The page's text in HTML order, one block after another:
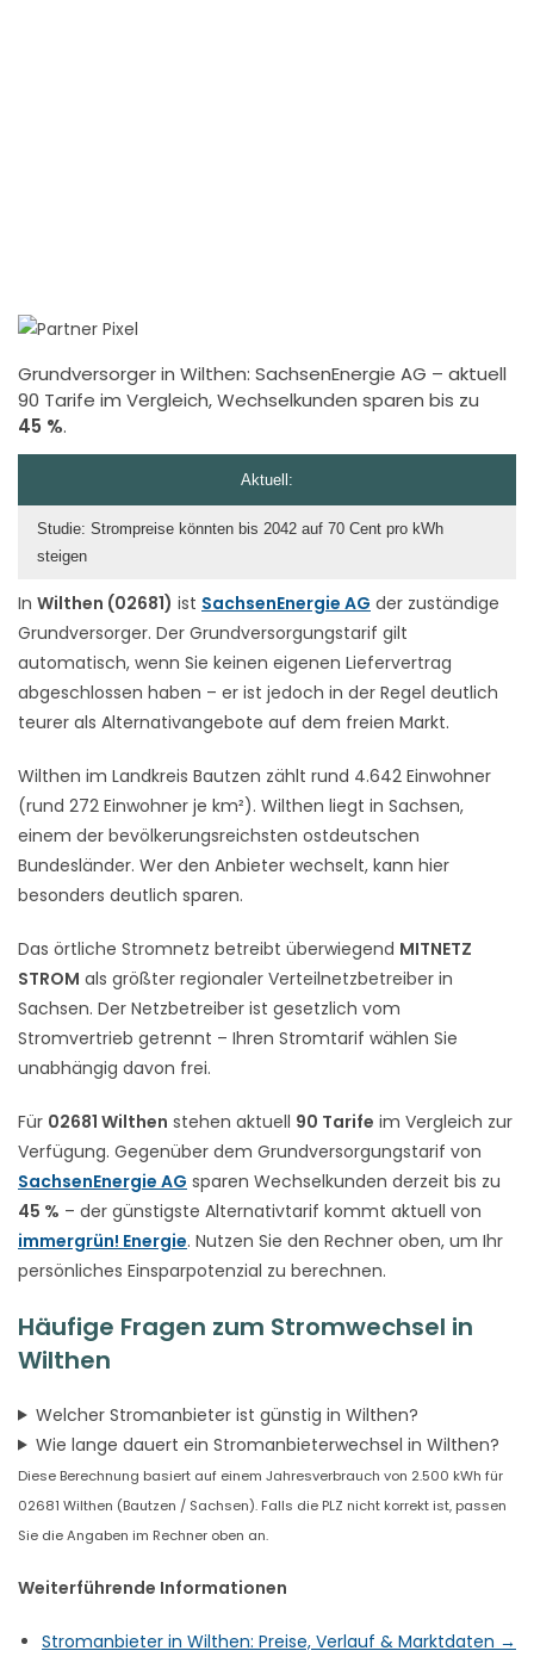
Grundversorger in Wilthen: SachsenEnergie AG – aktuell
90 Tarife im Vergleich, Wechselkunden sparen bis zu
45 %.
In Wilthen (02681) ist SachsenEnergie AG der zuständige
Grundversorger. Der Grundversorgungstarif gilt
automatisch, wenn Sie keinen eigenen Liefervertrag
abgeschlossen haben – er ist jedoch in der Regel deutlich
teurer als Alternativangebote auf dem freien Markt.
Wilthen im Landkreis Bautzen zählt rund 4.642 Einwohner
(rund 272 Einwohner je km²). Wilthen liegt in Sachsen,
einem der bevölkerungsreichsten ostdeutschen
Bundesländer. Wer den Anbieter wechselt, kann hier
besonders deutlich sparen.
Das örtliche Stromnetz betreibt überwiegend MITNETZ
STROM als größter regionaler Verteilnetzbetreiber in
Sachsen. Der Netzbetreiber ist gesetzlich vom
Stromvertrieb getrennt – Ihren Stromtarif wählen Sie
unabhängig davon frei.
Für 02681 Wilthen stehen aktuell 90 Tarife im Vergleich zur
Verfügung. Gegenüber dem Grundversorgungstarif von
SachsenEnergie AG sparen Wechselkunden derzeit bis zu
45 % – der günstigste Alternativtarif kommt aktuell von
immergrün! Energie. Nutzen Sie den Rechner oben, um Ihr
persönliches Einsparpotenzial zu berechnen.
Häufige Fragen zum Stromwechsel in
Wilthen
Welcher Stromanbieter ist günstig in Wilthen?
Wie lange dauert ein Stromanbieterwechsel in Wilthen?
Diese Berechnung basiert auf einem Jahresverbrauch von 2.500 kWh für
02681 Wilthen (Bautzen / Sachsen). Falls die PLZ nicht korrekt ist, passen
Sie die Angaben im Rechner oben an.
Weiterführende Informationen
Stromanbieter in Wilthen: Preise, Verlauf & Marktdaten →
Aktuell:
Studie: Strompreise könnten bis 2042 auf 70 Cent pro kWh
steigen